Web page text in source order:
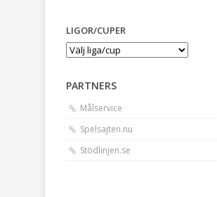
LIGOR/CUPER
PARTNERS
Målservice
Spelsajten.nu
Stödlinjen.se